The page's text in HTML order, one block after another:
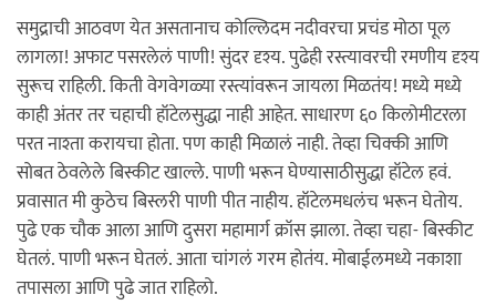
समुद्राची आठवण येत असतानाच कोल्लिदम नदीवरचा प्रचंड मोठा पूल
लागला! अफाट पसरलेलं पाणी! सुंदर दृश्य. पुढेही रस्त्यावरची रमणीय दृश्य
सुरूच राहिली. किती वेगवेगळ्या रस्त्यांवरून जायला मिळतंय! मध्ये मध्ये
काही अंतर तर चहाची हॉटेलसुद्धा नाही आहेत. साधारण ६० किलोमीटरला
परत नाश्ता करायचा होता. पण काही मिळालं नाही. तेव्हा चिक्की आणि
सोबत ठेवलेले बिस्कीट खाल्ले. पाणी भरून घेण्यासाठीसुद्धा हॉटेल हवं.
प्रवासात मी कुठेच बिस्लरी पाणी पीत नाहीय. हॉटेलमधलंच भरून घेतोय.
पुढे एक चौक आला आणि दुसरा महामार्ग क्रॉस झाला. तेव्हा चहा- बिस्कीट
घेतलं. पाणी भरून घेतलं. आता चांगलं गरम होतंय. मोबाईलमध्ये नकाशा
तपासला आणि पुढे जात राहिलो.